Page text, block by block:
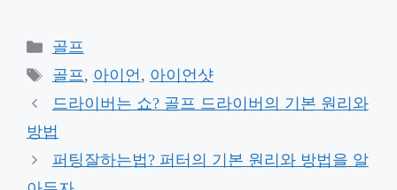
Categories
골프
Tags
골프, 아이언, 아이언샷
드라이버는 쇼? 골프 드라이버의 기본 원리와
방법
퍼팅잘하는법? 퍼터의 기본 원리와 방법을 알